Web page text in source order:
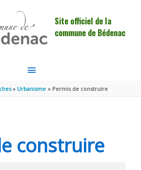
Site officiel de la
commune de Bédenac
MENU
PRINCIPAL
Urbanisme Permis de construire
construire